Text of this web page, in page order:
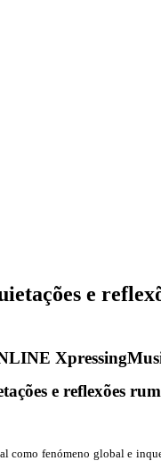
e
e reflexões
fenómeno global e